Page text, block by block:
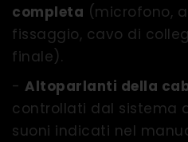
completa (microfono,
fissaggio, cavo di
finale).
- Altoparlanti della
controllati dal sistema
suoni indicati nel